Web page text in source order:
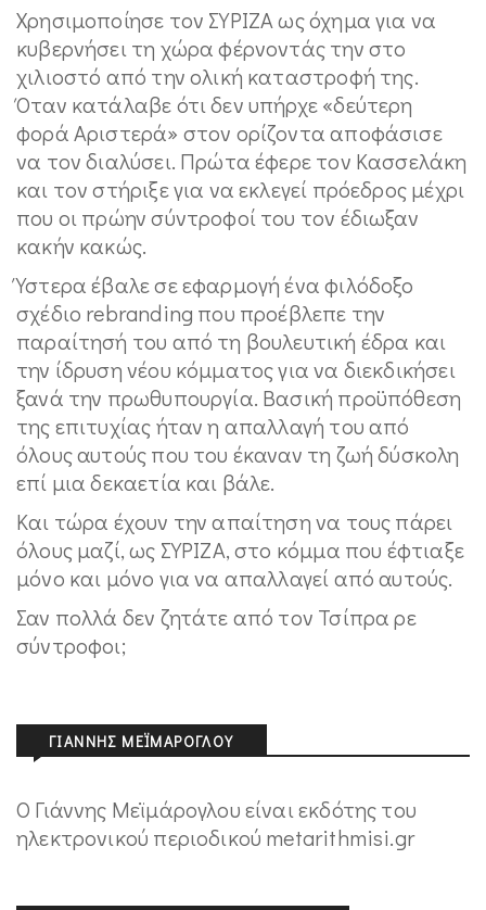
Χρησιμοποίησε τον ΣΥΡΙΖΑ ως όχημα για να
κυβερνήσει τη χώρα φέρνοντάς την στο
χιλιοστό από την ολική καταστροφή της.
Όταν κατάλαβε ότι δεν υπήρχε «δεύτερη
φορά Αριστερά» στον ορίζοντα αποφάσισε
να τον διαλύσει. Πρώτα έφερε τον Κασσελάκη
και τον στήριξε για να εκλεγεί πρόεδρος μέχρι
που οι πρώην σύντροφοί του τον έδιωξαν
κακήν κακώς.
Ύστερα έβαλε σε εφαρμογή ένα φιλόδοξο
σχέδιο rebranding που προέβλεπε την
παραίτησή του από τη βουλευτική έδρα και
την ίδρυση νέου κόμματος για να διεκδικήσει
ξανά την πρωθυπουργία. Βασική προϋπόθεση
της επιτυχίας ήταν η απαλλαγή του από
όλους αυτούς που του έκαναν τη ζωή δύσκολη
επί μια δεκαετία και βάλε.
Και τώρα έχουν την απαίτηση να τους πάρει
όλους μαζί, ως ΣΥΡΙΖΑ, στο κόμμα που έφτιαξε
μόνο και μόνο για να απαλλαγεί από αυτούς.
Σαν πολλά δεν ζητάτε από τον Τσίπρα ρε
σύντροφοι;
ΓΙΆΝΝΗΣ ΜΕΪΜΆΡΟΓΛΟΥ
Ο Γιάννης Μεϊμάρογλου είναι εκδότης του
ηλεκτρονικού περιοδικού metarithmisi.gr